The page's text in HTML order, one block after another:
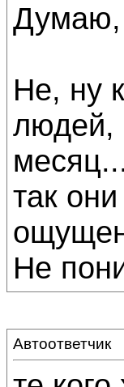
Думаю,
Не, ну
людей,
так
Не
Автоответчик